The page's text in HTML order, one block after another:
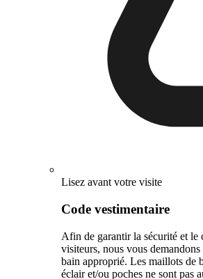
Lisez avant votre visite
Code vestimentaire
Afin de garantir la sécurité et le
visiteurs, nous vous
bain approprié. Les maillots de
éclair et/ou poches ne sont pas